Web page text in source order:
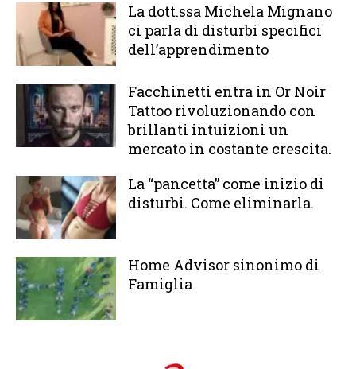
La dott.ssa Michela Mignano
ci parla di disturbi specifici
dell’apprendimento
Facchinetti entra in Or Noir
Tattoo rivoluzionando con
brillanti intuizioni un
mercato in costante crescita.
La “pancetta” come inizio di
disturbi. Come eliminarla.
Home Advisor sinonimo di
Famiglia